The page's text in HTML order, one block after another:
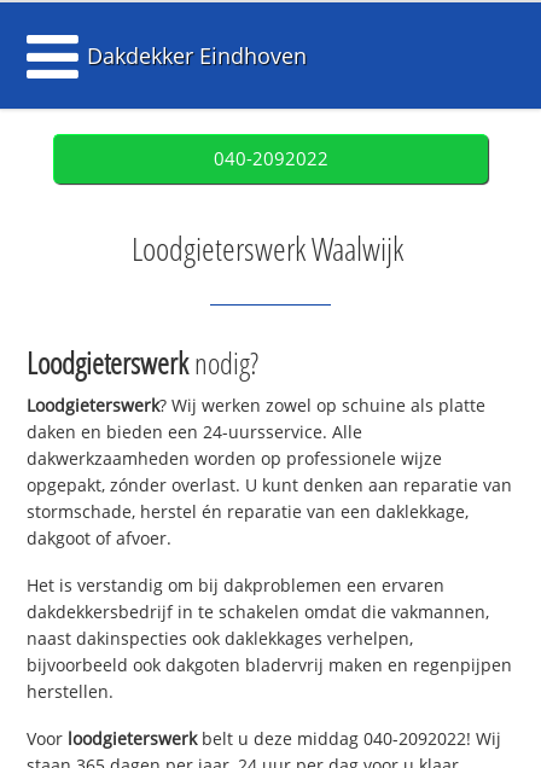
Dakdekker Eindhoven
040-2092022
Loodgieterswerk Waalwijk
Loodgieterswerknodig?
Loodgieterswerk? Wij werken zowel op schuine als platte
daken en bieden een 24-uursservice. Alle
dakwerkzaamheden worden op professionele wijze
opgepakt, zónder overlast. U kunt denken aan reparatie van
stormschade, herstel én reparatie van een daklekkage,
dakgoot of afvoer.
Het is verstandig om bij dakproblemen een ervaren
dakdekkersbedrijf in te schakelen omdat die vakmannen,
naast dakinspecties ook daklekkages verhelpen,
bijvoorbeeld ook dakgoten bladervrij maken en regenpijpen
herstellen.
Voor loodgieterswerkbelt u deze middag 040-2092022! Wij